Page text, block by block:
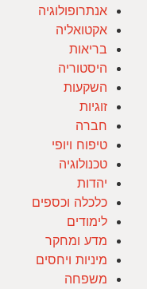
אנתרופולוגיה
אקטואליה
בריאות
היסטוריה
השקעות
זוגיות
חברה
טיפוח ויופי
טכנולוגיה
יהדות
כלכלה וכספים
לימודים
מדע ומחקר
מיניות ויחסים
משפחה